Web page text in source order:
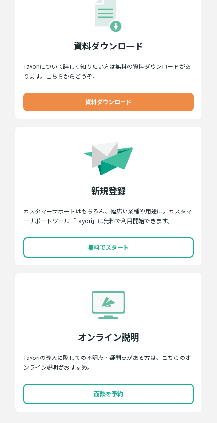
資料ダウンロード
Tayoriについて詳しく知りたい方は無料の資料ダウンロードがあ
ります。こちらからどうぞ。
資料ダウンロード
新規登録
カスタマーサポートはもちろん、幅広い業種や用途に。カスタマ
ーサポートツール「Tayori」は無料で利用開始できます。
無料でスタート
オンライン説明
Tayoriの導入に際しての不明点・疑問点がある方は、こちらのオ
ンライン説明がおすすめ。
面談を予約